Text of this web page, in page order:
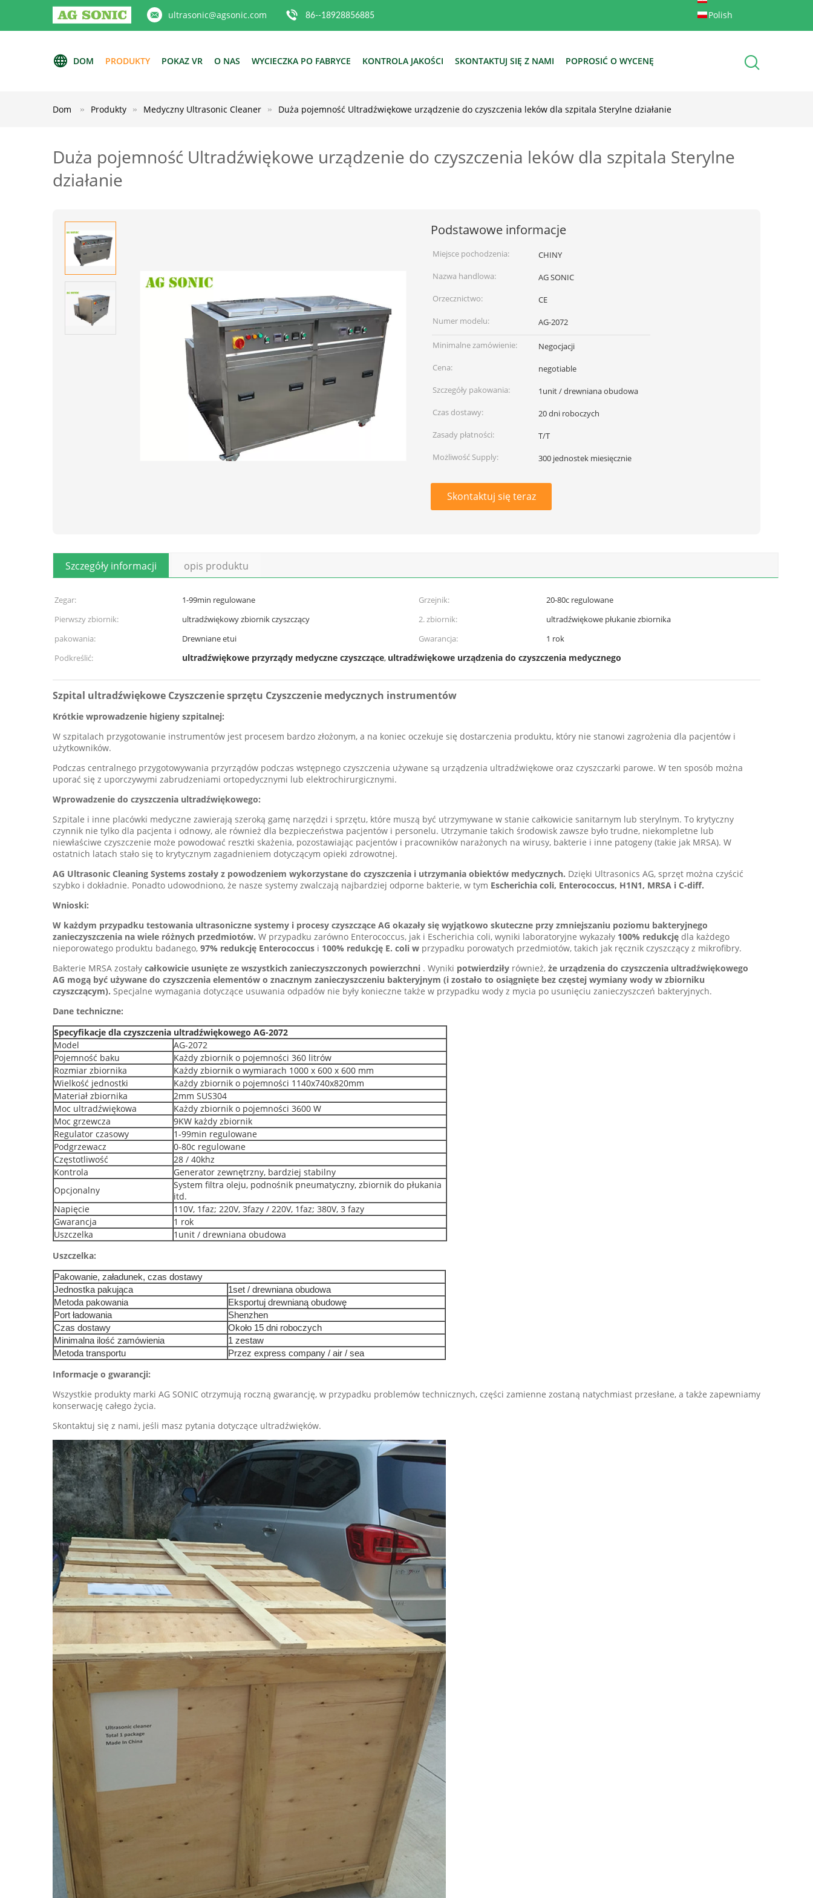
ultrasonic@agsonic.com 86--18928856885 Polish
DOM PRODUKTY POKAZ VR O NAS WYCIECZKA PO FABRYCE KONTROLA JAKOŚCI SKONTAKTUJ SIĘ Z NAMI POPROSIĆ O WYCENĘ
Dom Produkty Medyczny Ultrasonic Cleaner Duża pojemność Ultradźwiękowe urządzenie do czyszczenia leków dla szpitala Sterylne działanie
Duża pojemność Ultradźwiękowe urządzenie do czyszczenia leków dla szpitala Sterylne
działanie
Podstawowe informacje
Miejsce pochodzenia:
CHINY
Nazwa handlowa:
AG SONIC
Orzecznictwo:
CE
Numer modelu:
AG-2072
Minimalne zamówienie:
Negocjacji
Cena:
negotiable
Szczegóły pakowania:
1unit / drewniana obudowa
Czas dostawy:
20 dni roboczych
Zasady płatności:
T/T
Możliwość Supply:
300 jednostek miesięcznie
Skontaktuj się teraz
Szczegóły informacji opis produktu
Zegar: 1-99min regulowane Grzejnik:
20-80c regulowane
Pierwszy zbiornik:
ultradźwiękowy zbiornik czyszczący 2. zbiornik:
ultradźwiękowe płukanie zbiornika
pakowania:
Drewniane etui Gwarancja:
1 rok
Podkreślić:
ultradźwiękowe przyrządy medyczne czyszczące, ultradźwiękowe urządzenia do czyszczenia medycznego
Szpital ultradźwiękowe Czyszczenie sprzętu Czyszczenie medycznych instrumentów
Krótkie wprowadzenie higieny szpitalnej:
W szpitalach przygotowanie instrumentów jest procesem bardzo złożonym, a na koniec oczekuje się dostarczenia produktu, który nie stanowi zagrożenia dla pacjentów i
użytkowników.
Podczas centralnego przygotowywania przyrządów podczas wstępnego czyszczenia używane są urządzenia ultradźwiękowe oraz czyszczarki parowe. W ten sposób można
uporać się z uporczywymi zabrudzeniami ortopedycznymi lub elektrochirurgicznymi.
Wprowadzenie do czyszczenia ultradźwiękowego:
Szpitale i inne placówki medyczne zawierają szeroką gamę narzędzi i sprzętu, które muszą być utrzymywane w stanie całkowicie sanitarnym lub sterylnym. To krytyczny
czynnik nie tylko dla pacjenta i odnowy, ale również dla bezpieczeństwa pacjentów i personelu. Utrzymanie takich środowisk zawsze było trudne, niekompletne lub
niewłaściwe czyszczenie może powodować resztki skażenia, pozostawiając pacjentów i pracowników narażonych na wirusy, bakterie i inne patogeny (takie jak MRSA). W
ostatnich latach stało się to krytycznym zagadnieniem dotyczącym opieki zdrowotnej.
AG Ultrasonic Cleaning Systems zostały z powodzeniem wykorzystane do czyszczenia i utrzymania obiektów medycznych. Dzięki Ultrasonics AG, sprzęt można czyścić
szybko i dokładnie. Ponadto udowodniono, że nasze systemy zwalczają najbardziej odporne bakterie, w tym Escherichia coli, Enterococcus, H1N1, MRSA i C-diff.
Wnioski:
W każdym przypadku testowania ultrasoniczne systemy i procesy czyszczące AG okazały się wyjątkowo skuteczne przy zmniejszaniu poziomu bakteryjnego
zanieczyszczenia na wiele różnych przedmiotów. W przypadku zarówno Enterococcus, jak i Escherichia coli, wyniki laboratoryjne wykazały 100% redukcję dla każdego
nieporowatego produktu badanego, 97% redukcję Enterococcus i 100% redukcję E. coli w przypadku porowatych przedmiotów, takich jak ręcznik czyszczący z mikrofibry.
Bakterie MRSA zostały całkowicie usunięte ze wszystkich zanieczyszczonych powierzchni . Wyniki potwierdziły również, że urządzenia do czyszczenia ultradźwiękowego
AG mogą być używane do czyszczenia elementów o znacznym zanieczyszczeniu bakteryjnym (i zostało to osiągnięte bez częstej wymiany wody w zbiorniku
czyszczącym). Specjalne wymagania dotyczące usuwania odpadów nie były konieczne także w przypadku wody z mycia po usunięciu zanieczyszczeń bakteryjnych.
Dane techniczne:
Specyfikacje dla czyszczenia ultradźwiękowego AG-2072
Model
AG-2072
Pojemność baku
Każdy zbiornik o pojemności 360 litrów
Rozmiar zbiornika
Każdy zbiornik o wymiarach 1000 x 600 x 600 mm
Wielkość jednostki
Każdy zbiornik o pojemności 1140x740x820mm
Materiał zbiornika
2mm SUS304
Moc ultradźwiękowa
Każdy zbiornik o pojemności 3600 W
Moc grzewcza
9KW każdy zbiornik
Regulator czasowy
1-99min regulowane
Podgrzewacz
0-80c regulowane
Częstotliwość
28 / 40khz
Kontrola
Generator zewnętrzny, bardziej stabilny
Opcjonalny
System filtra oleju, podnośnik pneumatyczny, zbiornik do płukania
itd.
Napięcie
110V, 1faz; 220V, 3fazy / 220V, 1faz; 380V, 3 fazy
Gwarancja
1 rok
Uszczelka
1unit / drewniana obudowa
Uszczelka:
Pakowanie, załadunek, czas dostawy
Jednostka pakująca
1set / drewniana obudowa
Metoda pakowania
Eksportuj drewnianą obudowę
Port ładowania
Shenzhen
Czas dostawy
Około 15 dni roboczych
Minimalna ilość zamówienia
1 zestaw
Metoda transportu
Przez express company / air / sea
Informacje o gwarancji:
Wszystkie produkty marki AG SONIC otrzymują roczną gwarancję, w przypadku problemów technicznych, części zamienne zostaną natychmiast przesłane, a także zapewniamy
konserwację całego życia.
Skontaktuj się z nami, jeśli masz pytania dotyczące ultradźwięków.